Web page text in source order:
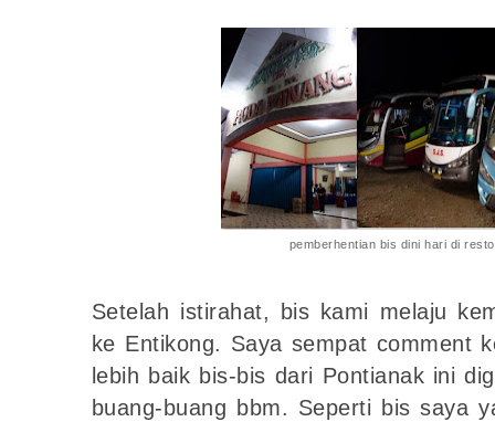
pemberhentian bis dini hari di
Setelah istirahat, bis kami melaju
ke Entikong. Saya sempat comment
lebih baik bis-bis dari Pontianak ini
buang-buang bbm. Seperti bis saya